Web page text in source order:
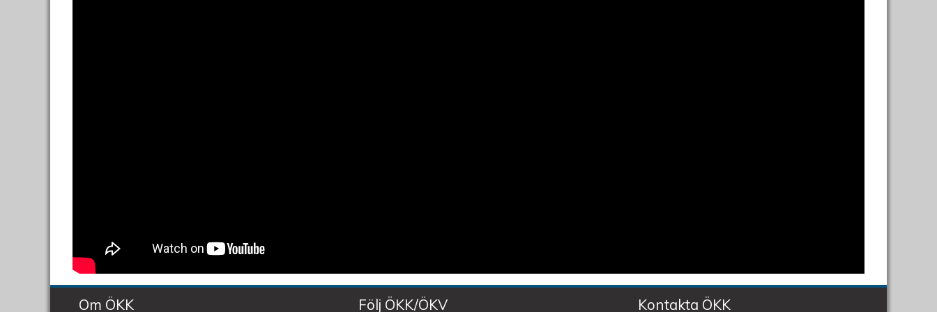
Om ÖKK Följ ÖKK/ÖKV Kontakta ÖKK